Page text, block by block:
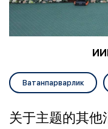
Ватанпарварлик
关于主题的其他